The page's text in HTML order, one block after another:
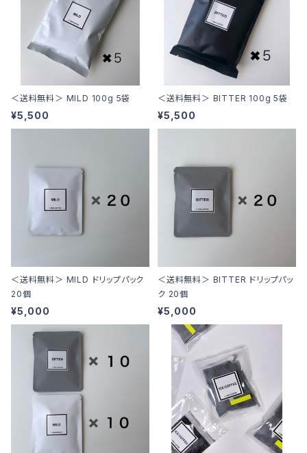
＜送料無料＞ MILD 100g 5袋
¥5,500
＜送料無料＞ BITTER 100g 5袋
¥5,500
＜送料無料＞ MILD ドリップパック
20個
¥5,000
＜送料無料＞ BITTER ドリップパッ
ク 20個
¥5,000